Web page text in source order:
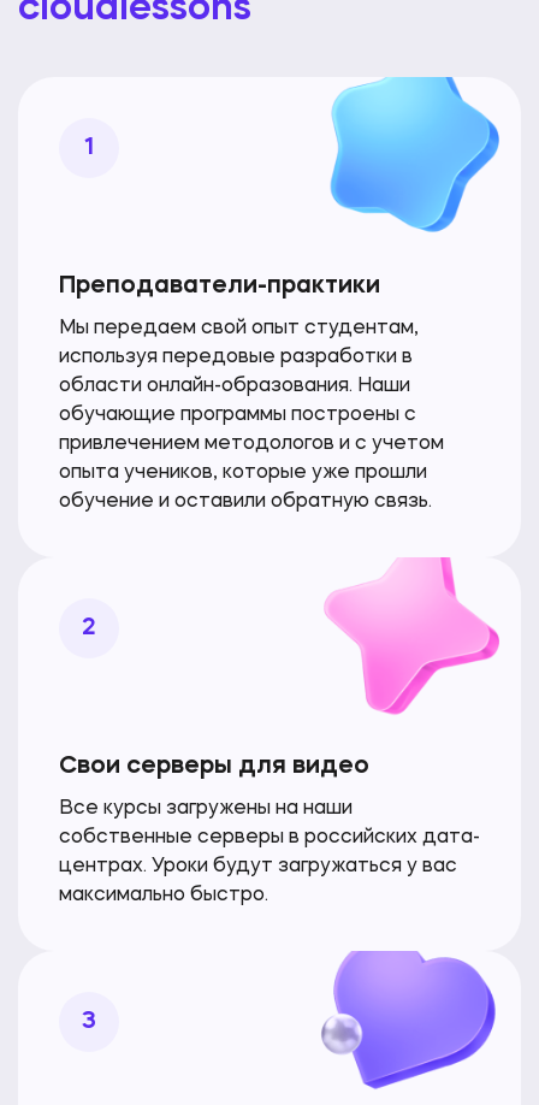
cloudlessons
1
Преподаватели-практики
Мы передаем свой опыт студентам,
используя передовые разработки в
области онлайн-образования. Наши
обучающие программы построены с
привлечением методологов и с учетом
опыта учеников, которые уже прошли
обучение и оставили обратную связь.
2
Свои серверы для видео
Все курсы загружены на наши
собственные серверы в российских дата-
центрах. Уроки будут загружаться у вас
максимально быстро.
3